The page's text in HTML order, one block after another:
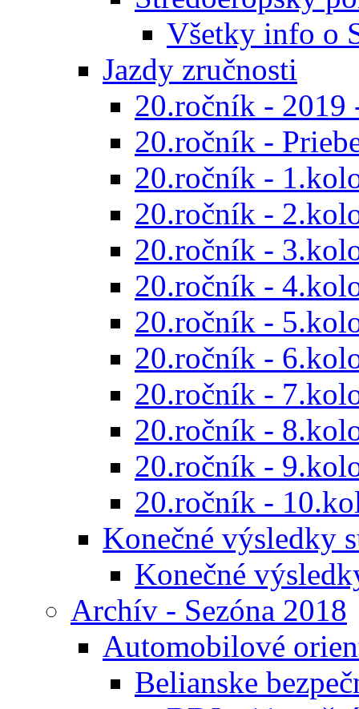
Všetky info o
Jazdy zručnosti
20.ročník - 2019
20.ročník -
20.ročník -
20.ročník -
20.ročník -
20.ročník -
20.ročník -
20.ročník -
20.ročník -
20.ročník -
20.ročník -
20.ročník -
Konečné výsledky
Konečné
Archív - Sezóna 2018
Automobilové
Belianske